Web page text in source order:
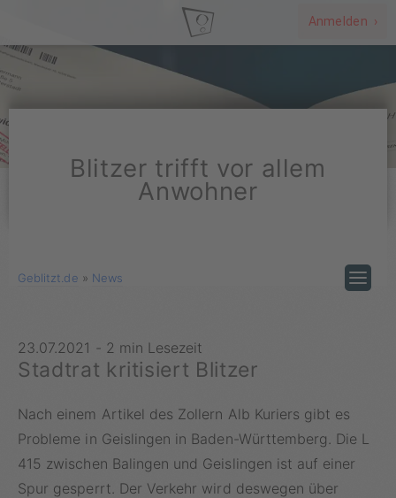
Anmelden ›
Blitzer trifft vor allem
Anwohner
Geblitzt.de » News
23.07.2021 - 2 min Lesezeit
Stadtrat kritisiert Blitzer
Nach einem Artikel des Zollern Alb Kuriers gibt es
Probleme in Geislingen in Baden-Württemberg. Die L
415 zwischen Balingen und Geislingen ist auf einer
Spur gesperrt. Der Verkehr wird deswegen über